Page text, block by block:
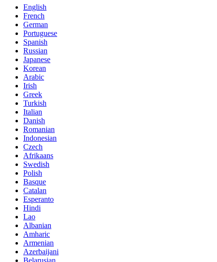
English
French
German
Portuguese
Spanish
Russian
Japanese
Korean
Arabic
Irish
Greek
Turkish
Italian
Danish
Romanian
Indonesian
Czech
Afrikaans
Swedish
Polish
Basque
Catalan
Esperanto
Hindi
Lao
Albanian
Amharic
Armenian
Azerbaijani
Belarusian